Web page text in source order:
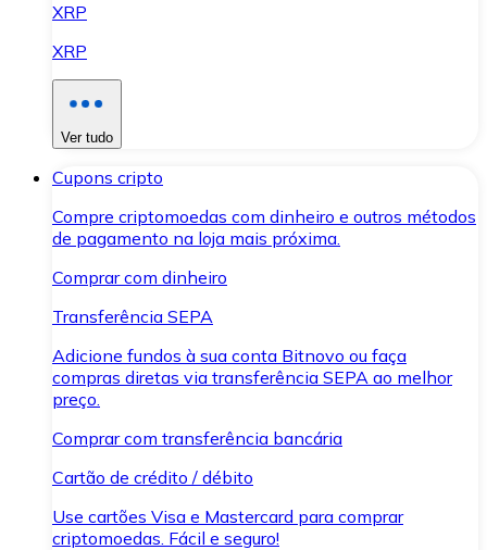
XRP
XRP
Ver tudo
Cupons cripto
Compre criptomoedas com dinheiro e outros métodos
de pagamento na loja mais próxima.
Comprar com dinheiro
Transferência SEPA
Adicione fundos à sua conta Bitnovo ou faça
compras diretas via transferência SEPA ao melhor
preço.
Comprar com transferência bancária
Cartão de crédito / débito
Use cartões Visa e Mastercard para comprar
criptomoedas. Fácil e seguro!